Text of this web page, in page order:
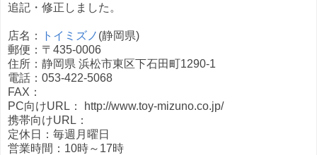
追記・修正しました。
店名： トイミズノ (静岡県)
郵便：〒435-0006
住所：静岡県 浜松市東区下石田町1290-1
電話：053-422-5068
FAX：
PC向けURL： http://www.toy-mizuno.co.jp/
携帯向けURL：
定休日：毎週月曜日
営業時間：10時～17時